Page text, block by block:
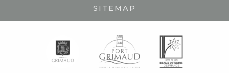
SITEMAP